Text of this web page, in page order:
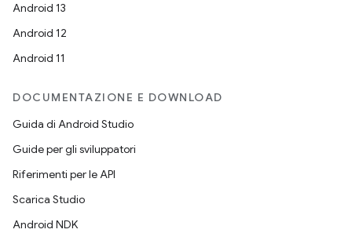
Android 13
Android 12
Android 11
DOCUMENTAZIONE E DOWNLOAD
Guida di Android Studio
Guide per gli sviluppatori
Riferimenti per le API
Scarica Studio
Android NDK